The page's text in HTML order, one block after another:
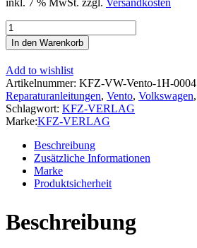
inkl. 7 % MwSt. zzgl. Versandkosten
VW
Vento
Typ
1H
1991-
1998
Karosserie
Unfall
Instandsetzung
Reparaturanleitung
Menge
In den Warenkorb
Add to wishlist
Artikelnummer: KFZ-VW-Vento-1H-0004
Reparaturanleitungen, Vento, Volkswagen,
Schlagwort: KFZ-VERLAG
Marke:KFZ-VERLAG
Beschreibung
Zusätzliche Informationen
Marke
Produktsicherheit
Beschreibung